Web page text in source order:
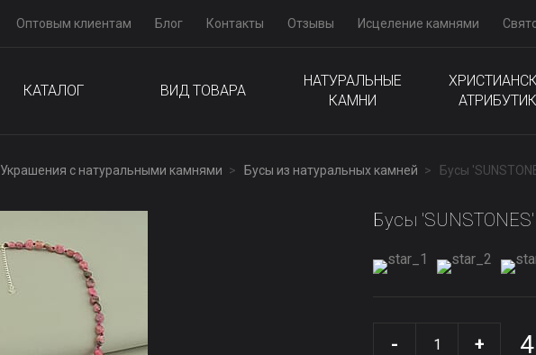
Оптовым клиентам Блог Контакты Отзывы Исцеление камнями
КАТАЛОГ ВИД ТОВАРА
НАТУРАЛЬНЫЕ
КАМНИ
Украшения с натуральными камнями Бусы из натуральных камней Бусы
Бусы
- +